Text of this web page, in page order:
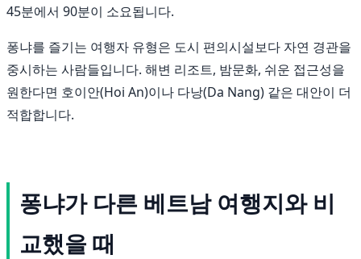
45분에서 90분이 소요됩니다.
퐁냐를 즐기는 여행자 유형은 도시 편의시설보다 자연 경관을
중시하는 사람들입니다. 해변 리조트, 밤문화, 쉬운 접근성을
원한다면 호이안(Hoi An)이나 다낭(Da Nang) 같은 대안이 더
적합합니다.
퐁냐가 다른 베트남 여행지와 비
교했을 때